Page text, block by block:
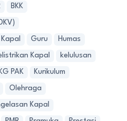
BKK
Guru Humas
Kapal kelulusan
PAK Kurikulum
Olehraga
Kapal